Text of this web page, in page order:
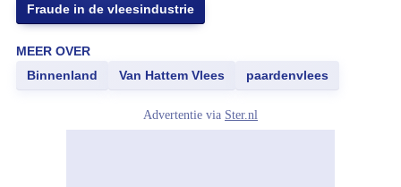
Fraude in de vleesindustrie
MEER OVER
Binnenland
Van Hattem Vlees paardenvlees
Advertentie via Ster.nl